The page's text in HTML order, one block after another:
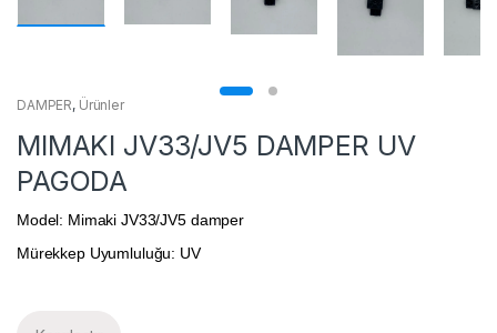
DAMPER, Ürünler
MIMAKI JV33/JV5 DAMPER UV
PAGODA
Model: Mimaki JV33/JV5 damper
Mürekkep Uyumluluğu: UV